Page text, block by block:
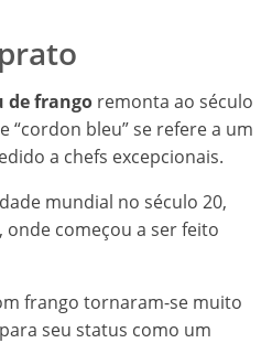
de frango remonta ao século
“cordon bleu” se refere a um
a chefs excepcionais.
mundial no século 20,
onde começou a ser feito
frango tornaram-se muito
seu status como um